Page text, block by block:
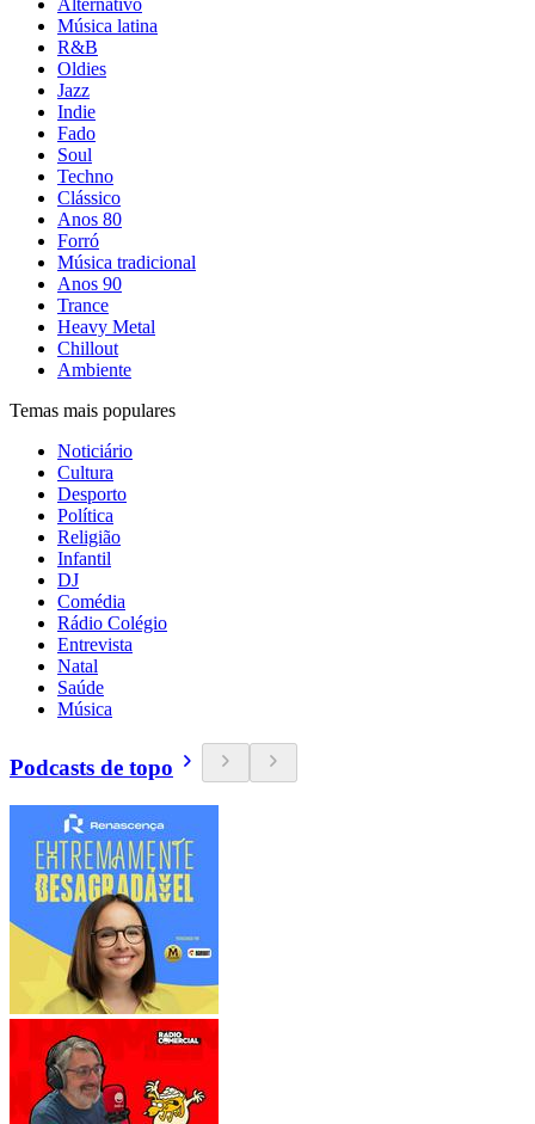
Alternativo
Música latina
R&B
Oldies
Jazz
Indie
Fado
Soul
Techno
Clássico
Anos 80
Forró
Música tradicional
Anos 90
Trance
Heavy Metal
Chillout
Ambiente
Temas mais populares
Noticiário
Cultura
Desporto
Política
Religião
Infantil
DJ
Comédia
Rádio Colégio
Entrevista
Natal
Saúde
Música
Podcasts de topo